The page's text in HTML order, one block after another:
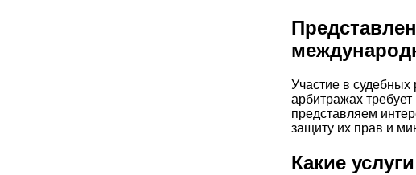
Участие в судебных
арбитражах
представляем
защиту их прав и
Какие